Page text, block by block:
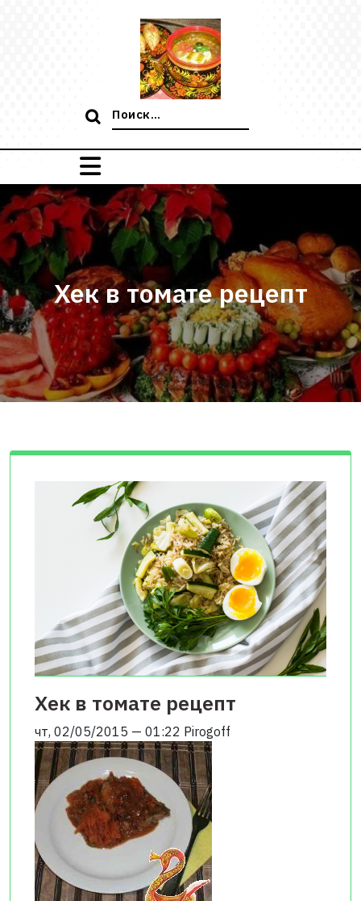
Поиск:
Хек в томате рецепт
Хек в томате рецепт
чт, 02/05/2015 — 01:22 Pirogoff